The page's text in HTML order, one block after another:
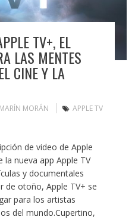
TV+, EL
LAS MENTES
CINE Y LA
MORÁN
APPLE TV
de video de Apple
nueva app Apple TV
y documentales
de otoño, Apple TV+ se
para los artistas
del mundo.Cupertino,